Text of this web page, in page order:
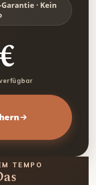
· Kein
TEMPO